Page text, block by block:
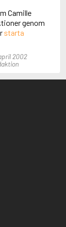
Camille
genom
starta
2002